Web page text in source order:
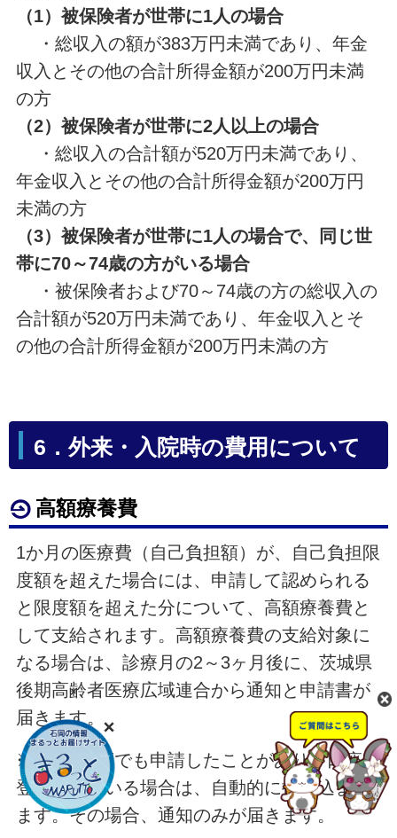
（1）被保険者が世帯に1人の場合
・総収入の額が383万円未満であり、年金
収入とその他の合計所得金額が200万円未満
の方
（2）被保険者が世帯に2人以上の場合
・総収入の合計額が520万円未満であり、
年金収入とその他の合計所得金額が200万円
未満の方
（3）被保険者が世帯に1人の場合で、同じ世
帯に70～74歳の方がいる場合
・被保険者および70～74歳の方の総収入の
合計額が520万円未満であり、年金収入とそ
の他の合計所得金額が200万円未満の方
6．外来・入院時の費用について
高額療養費
1か月の医療費（自己負担額）が、自己負担限
度額を超えた場合には、申請して認められる
と限度額を超えた分について、高額療養費と
して支給されます。高額療養費の支給対象に
なる場合は、診療月の2～3ヶ月後に、茨城県
後期高齢者医療広域連合から通知と申請書が
届きます。
※過去に1度でも申請したことがあり、口座が
登録されている場合は、自動的に振り込まれ
ます。その場合、通知のみが届きます。